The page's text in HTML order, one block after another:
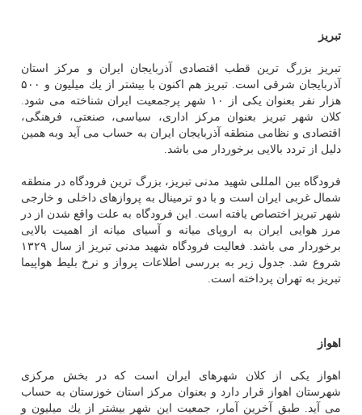
تبریز
تبریز بزرگ ترین قطب اقتصادی آذربایجان ایران و مركز استان
آذربایجان شرقی است. تبریز هم اكنون با بیشتر از یك میلیون و ۵۰۰
هزار نفر بعنوان یكی از ۱۰ شهر پرجمعیت ایران شناخته می شود.
كلان شهر تبریز بعنوان مركز اداری، سیاسی، صنعتی، فرهنگی،
اقتصادی و نظامی منطقه آذربایجان ایران به حساب می آید وبه همین
دلیل از تردد بالایی برخوردار می باشد.
فرودگاه بین المللی شهید مدنی تبریز، بزرگ ترین فرودگاه در منطقه
شمال غربی ایران است و با دو ترمینال به پروازهای داخلی و خارجی
شهر تبریز اختصاص یافته است. این فرودگاه به علت واقع شدن از در
مرز هوایی ایران به اروپای میانه و آسیای میانه از اهمیت بالایی
برخوردار می باشد. فعالیت فرودگاه شهید مدنی تبریز از سال ۱۳۲۹
شروع شد. جدول زیر به بررسی اطلاعات پرواز و نرخ بلیط هواپیما
تبریز به تهران پرداخته است.
اهواز
اهواز یكی از كلان شهرهای ایران است كه در بخش مركزی
شهرستان اهواز قرار دارد و بعنوان مركز استان خوزستان به حساب
می آید. طبق آخرین آمار، جمعیت این شهر بیشتر از یك میلیون و